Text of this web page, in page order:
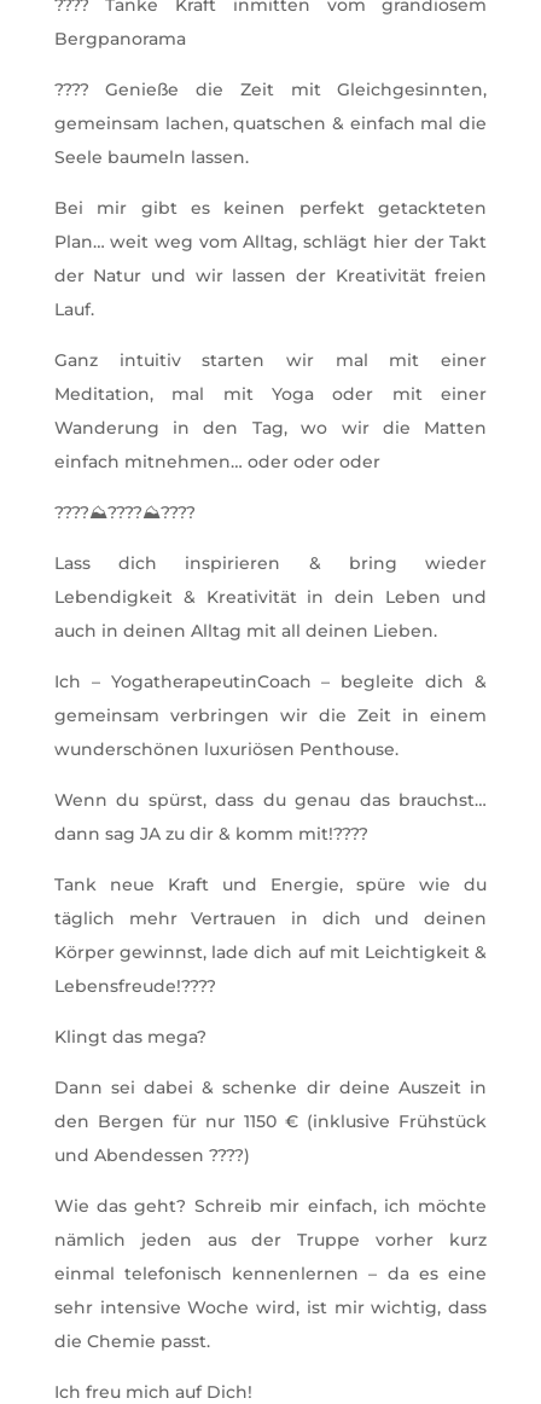
???? Tanke Kraft inmitten vom grandiosem
Bergpanorama
???? Genieße die Zeit mit Gleichgesinnten,
gemeinsam lachen, quatschen & einfach mal die
Seele baumeln lassen.
Bei mir gibt es keinen perfekt getackteten
Plan… weit weg vom Alltag, schlägt hier der Takt
der Natur und wir lassen der Kreativität freien
Lauf.
Ganz intuitiv starten wir mal mit einer
Meditation, mal mit Yoga oder mit einer
Wanderung in den Tag, wo wir die Matten
einfach mitnehmen… oder oder oder
????⛰️????⛰️????
Lass dich inspirieren & bring wieder
Lebendigkeit & Kreativität in dein Leben und
auch in deinen Alltag mit all deinen Lieben.
Ich – YogatherapeutinCoach – begleite dich &
gemeinsam verbringen wir die Zeit in einem
wunderschönen luxuriösen Penthouse.
Wenn du spürst, dass du genau das brauchst…
dann sag JA zu dir & komm mit!????
Tank neue Kraft und Energie, spüre wie du
täglich mehr Vertrauen in dich und deinen
Körper gewinnst, lade dich auf mit Leichtigkeit &
Lebensfreude!????
Klingt das mega?
Dann sei dabei & schenke dir deine Auszeit in
den Bergen für nur 1150 € (inklusive Frühstück
und Abendessen ????)
Wie das geht? Schreib mir einfach, ich möchte
nämlich jeden aus der Truppe vorher kurz
einmal telefonisch kennenlernen – da es eine
sehr intensive Woche wird, ist mir wichtig, dass
die Chemie passt.
Ich freu mich auf Dich!